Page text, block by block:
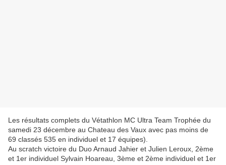
Les résultats complets du Vétathlon MC Ultra Team Trophée du
samedi 23 décembre au Chateau des Vaux avec pas moins de
69 classés 535 en individuel et 17 équipes).
Au scratch victoire du Duo Arnaud Jahier et Julien Leroux, 2ème
et 1er individuel Sylvain Hoareau, 3ème et 2ème individuel et 1er